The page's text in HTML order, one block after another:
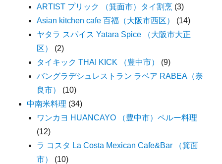
ARTIST プリック （箕面市）タイ割烹 (3)
Asian kitchen cafe 百福（大阪市西区）
(14)
ヤタラ スパイス Yatara Spice （大阪市大正
区）
(2)
タイキック THAI KICK （豊中市）
(9)
バングラデシュレストラン ラベア RABEA（奈
良市）
(10)
中南米料理 (34)
ワンカヨ HUANCAYO （豊中市）ペルー料理
(12)
ラ コスタ La Costa Mexican Cafe&Bar （箕面
市）
(10)